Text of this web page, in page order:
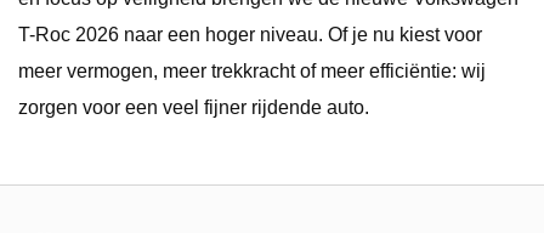
T-Roc 2026 naar een hoger niveau. Of je nu kiest voor
meer vermogen, meer trekkracht of meer efficiëntie: wij
zorgen voor een veel fijner rijdende auto.